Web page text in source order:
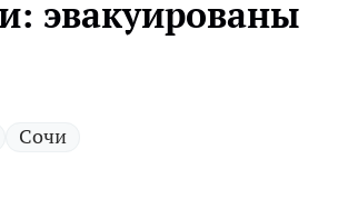
эвакуированы
Сочи